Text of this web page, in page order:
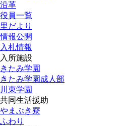
沿革
役員一覧
里だより
情報公開
入札情報
入所施設
きたみ学園
きたみ学園成人部
川東学園
共同生活援助
やまぶき寮
ふわり